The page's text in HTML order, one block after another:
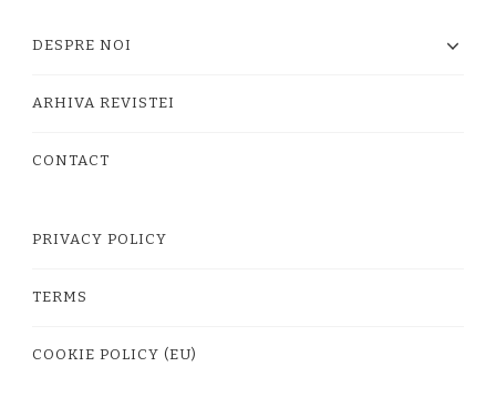
DESPRE NOI
ARHIVA REVISTEI
CONTACT
PRIVACY POLICY
TERMS
COOKIE POLICY (EU)